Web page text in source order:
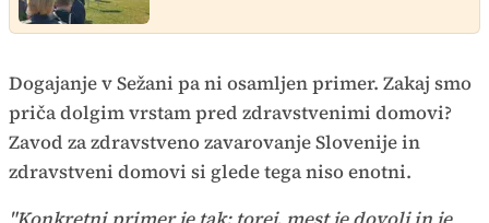
Dogajanje v Sežani pa ni osamljen primer. Zakaj smo
priča dolgim vrstam pred zdravstvenimi domovi?
Zavod za zdravstveno zavarovanje Slovenije in
zdravstveni domovi si glede tega niso enotni.